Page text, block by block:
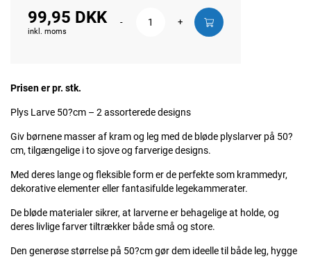
99,95 DKK
inkl. moms
- +
Prisen er pr. stk.
Plys Larve 50?cm – 2 assorterede designs
Giv børnene masser af kram og leg med de bløde plyslarver på 50?
cm, tilgængelige i to sjove og farverige designs.
Med deres lange og fleksible form er de perfekte som krammedyr,
dekorative elementer eller fantasifulde legekammerater.
De bløde materialer sikrer, at larverne er behagelige at holde, og
deres livlige farver tiltrækker både små og store.
Den generøse størrelse på 50?cm gør dem ideelle til både leg, hygge